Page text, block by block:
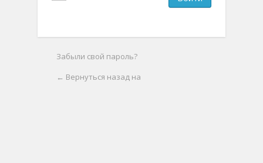
Забыли свой пароль?
← Вернуться назад на